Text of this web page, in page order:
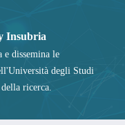
Insubria
e dissemina le
degli Studi
ricerca.